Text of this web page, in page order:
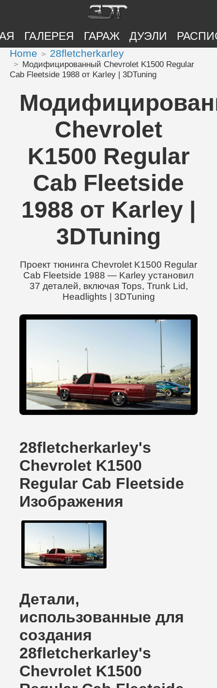
ГАЛЕРЕЯ ГАРАЖ ДУЭЛИ
Home 28fletcherkarley
Модифицированный Chevrolet K1500 Regular
Cab Fleetside 1988 от Karley | 3DTuning
Chevrolet
K1500 Regular
Cab Fleetside
1988 от Karley |
3DTuning
Проект тюнинга Chevrolet K1500 Regular
Cab Fleetside 1988 — Karley установил
37 деталей, включая Tops, Trunk Lid,
Headlights | 3DTuning
28fletcherkarley's
Chevrolet K1500
Regular Cab Fleetside
Изображения
Детали,
использованные для
создания
28fletcherkarley's
Chevrolet K1500